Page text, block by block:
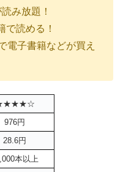
み放題！
で読める！
電子書籍などが買え
976円
28.6円
本以上